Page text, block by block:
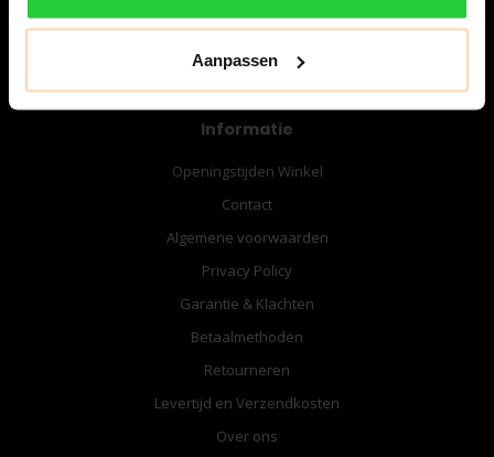
Aanpassen
Informatie
Openingstijden Winkel
Contact
Algemene voorwaarden
Privacy Policy
Garantie & Klachten
Betaalmethoden
Retourneren
Levertijd en Verzendkosten
Over ons